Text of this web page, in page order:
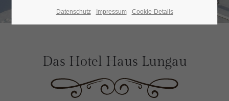
We offer support for our customers
Das Hotel Haus Lungau
Datenschutz Impressum Cookie-Details